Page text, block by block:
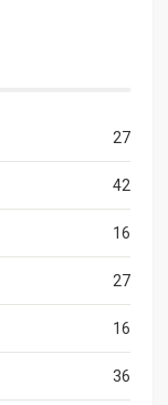
27
42
16
27
16
36